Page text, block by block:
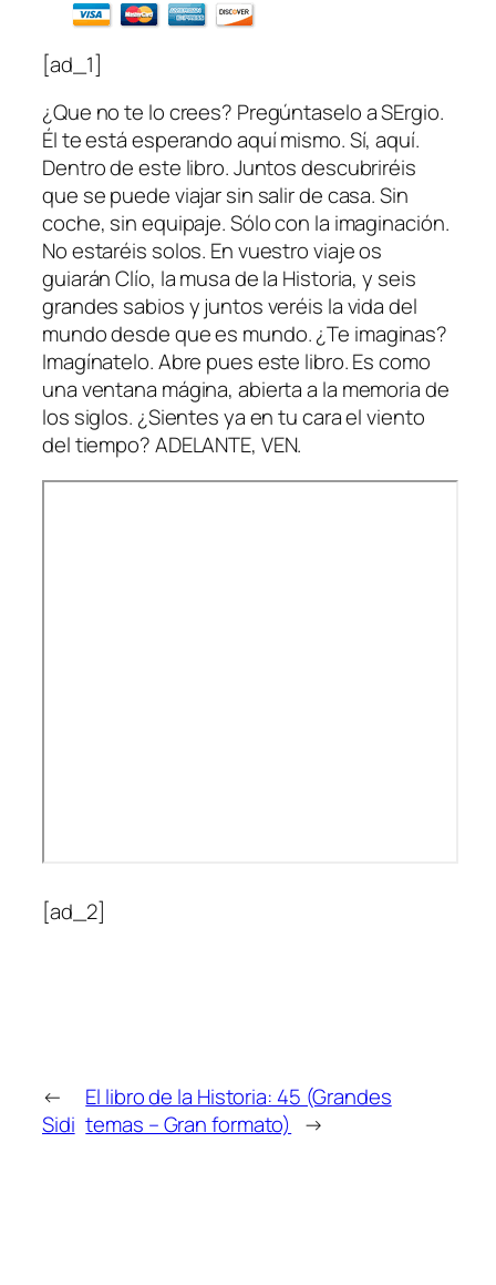
[ad_1]
¿Que no te lo crees? Pregúntaselo a SErgio.
Él te está esperando aquí mismo. Sí, aquí.
Dentro de este libro. Juntos descubriréis
que se puede viajar sin salir de casa. Sin
coche, sin equipaje. Sólo con la imaginación.
No estaréis solos. En vuestro viaje os
guiarán Clío, la musa de la Historia, y seis
grandes sabios y juntos veréis la vida del
mundo desde que es mundo. ¿Te imaginas?
Imagínatelo. Abre pues este libro. Es como
una ventana mágina, abierta a la memoria de
los siglos. ¿Sientes ya en tu cara el viento
del tiempo? ADELANTE, VEN.
[ad_2]
←
Sidi
El libro de la Historia: 45 (Grandes
temas – Gran formato) →